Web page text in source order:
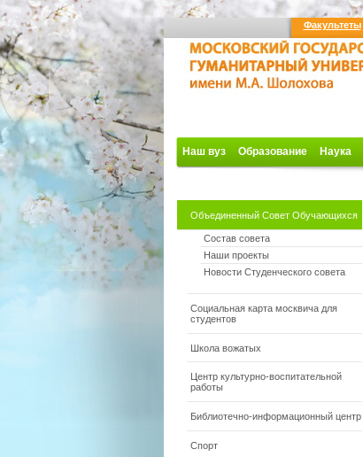
Факультеты
Наш вуз Образование Наука
Объединенный Совет Обучающихся
Состав совета
Наши проекты
Новости Студенческого совета
Социальная карта москвича для
студентов
Школа вожатых
Центр культурно-воспитательной
работы
Библиотечно-информационный центр
Спорт